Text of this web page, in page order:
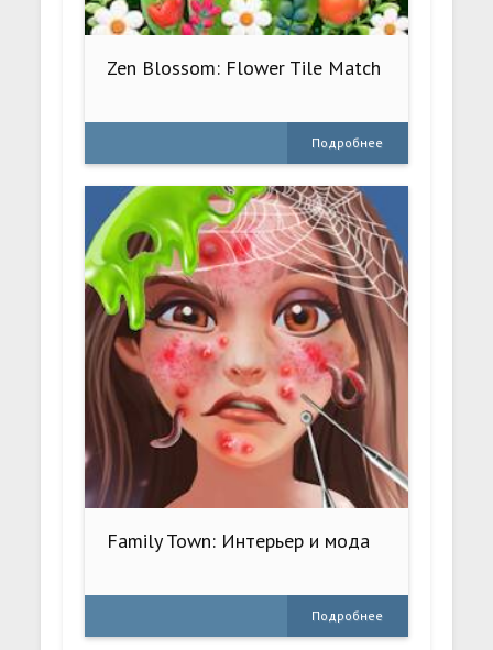
Zen Blossom: Flower Tile Match
Подробнее
Family Town: Интерьер и мода
Подробнее